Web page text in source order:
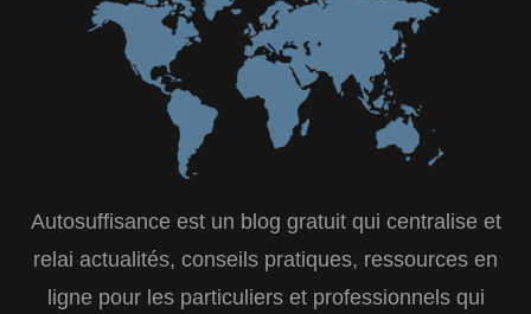
Autosuffisance est un blog gratuit qui centralise et
relai actualités, conseils pratiques, ressources en
ligne pour les particuliers et professionnels qui